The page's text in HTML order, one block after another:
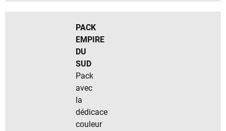
PACK
EMPIRE
DU
SUD
Pack
avec
la
dédicace
couleur